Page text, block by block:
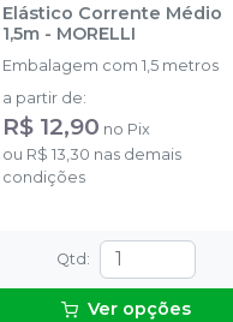
Elástico Corrente Médio
1,5m - MORELLI
Embalagem com 1,5 metros
a partir de:
R$ 12,90 no Pix
ou R$ 13,30 nas demais
condições
Qtd :
Ver opções